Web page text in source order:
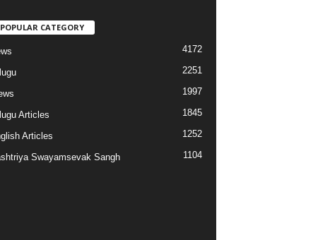
POPULAR CATEGORY
4172
2251
1997
Articles 1845
Articles 1252
Swayamsevak Sangh 1104